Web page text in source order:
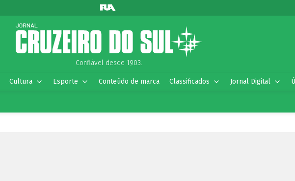
Confiável desde 1903.
Cultura Esporte Conteúdo de marca Classificados Jornal Digital